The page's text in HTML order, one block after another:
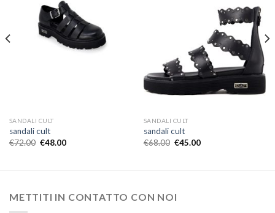
SANDALI CULT
sandali cult
€72.00 €48.00
SANDALI CULT
sandali cult
€68.00 €45.00
METTITI IN CONTATTO CON NOI